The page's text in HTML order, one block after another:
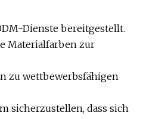
Dienste bereitgestellt.
Materialfarben zur
zu wettbewerbsfähigen
sicherzustellen, dass sich